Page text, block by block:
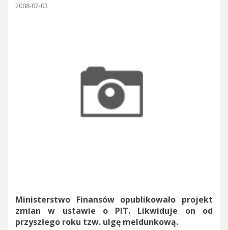
2008-07-03
Ministerstwo Finansów opublikowało projekt
zmian w ustawie o PIT. Likwiduje on od
przyszłego roku tzw. ulgę meldunkową.